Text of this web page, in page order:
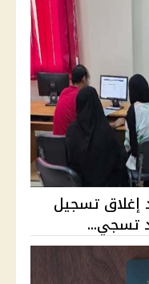
2026. موعد إغلاق تسجيل
تسجي...